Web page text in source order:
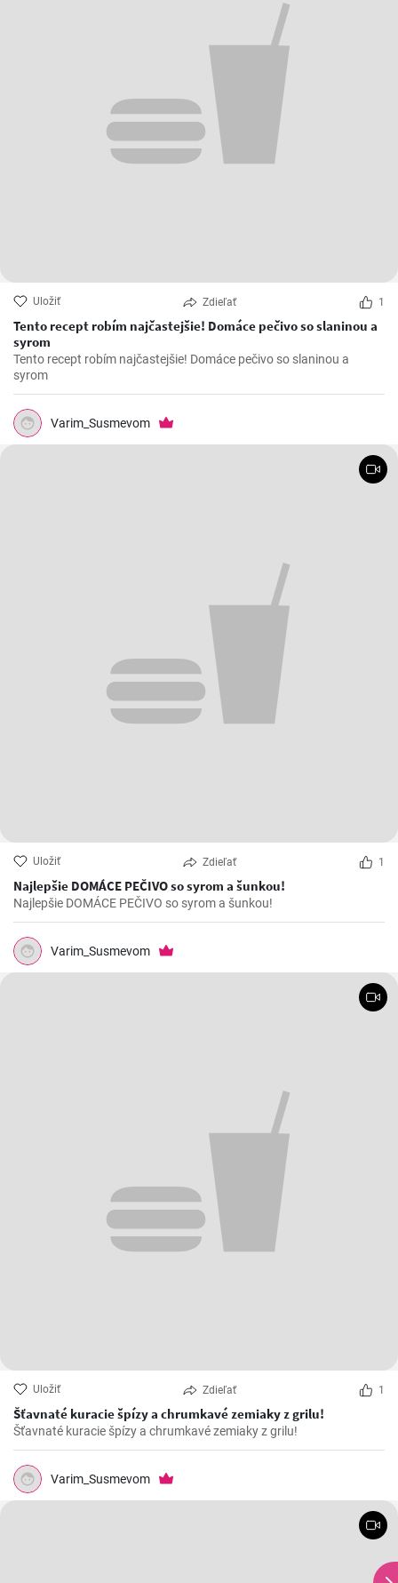
Uložiť Zdieľať 1
Tento recept robím najčastejšie! Domáce pečivo so slaninou a
syrom
Tento recept robím najčastejšie! Domáce pečivo so slaninou a
syrom
Varim_Susmevom
Uložiť Zdieľať 1
Najlepšie DOMÁCE PEČIVO so syrom a šunkou!
Najlepšie DOMÁCE PEČIVO so syrom a šunkou!
Varim_Susmevom
Uložiť Zdieľať 1
Šťavnaté kuracie špízy a chrumkavé zemiaky z grilu!
Šťavnaté kuracie špízy a chrumkavé zemiaky z grilu!
Varim_Susmevom